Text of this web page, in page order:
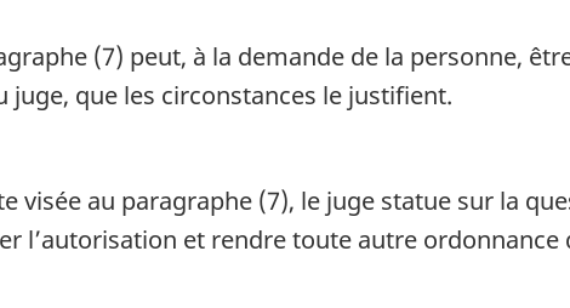
(7) peut, à la demande de la personne,
que les circonstances le justifient.
visée au paragraphe (7), le juge statue sur la
l’autorisation et rendre toute autre ordonnance